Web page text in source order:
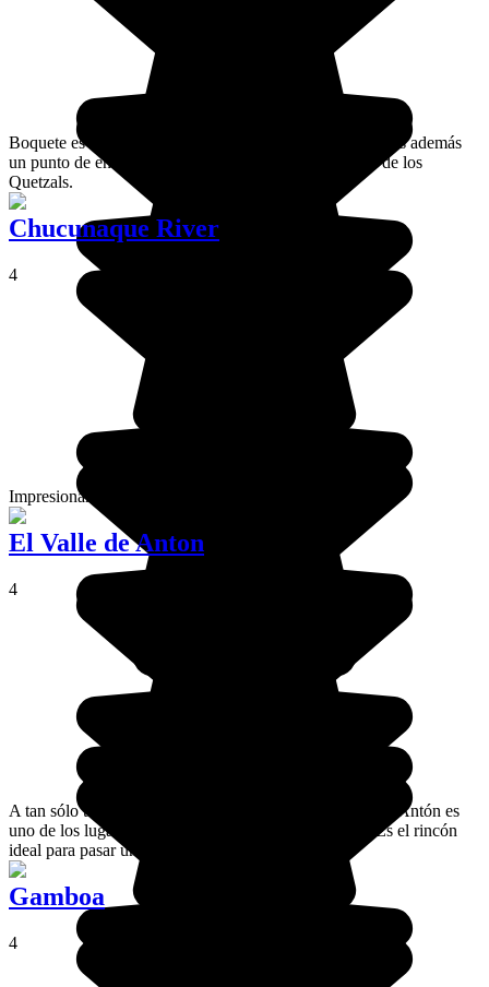
Boquete es una ciudad de la región del café panameño, es además
un punto de entrada para el volcán Barú y para la ruta de los
Quetzals.
Chucunaque River
4
Impresionante río que atraviesa el país de norte a sur.
El Valle de Anton
4
A tan sólo tres horas de la capital de Panamá El Valle de Antón es
uno de los lugares accesibles más verdes de Panamá. Es el rincón
ideal para pasar un buen rato en familia.
Gamboa
4